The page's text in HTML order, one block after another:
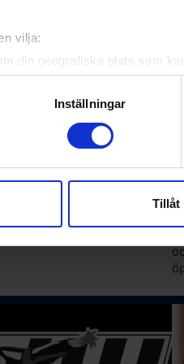
vilja:
din geografiska plats som
att aktivt skanna den för
uppgifter behandlas
när som helst från cookie-
trafik. Vi vidarebefordrar
och analysföretag som vi
Inställningar
Tillåt
artiklar
23 aug